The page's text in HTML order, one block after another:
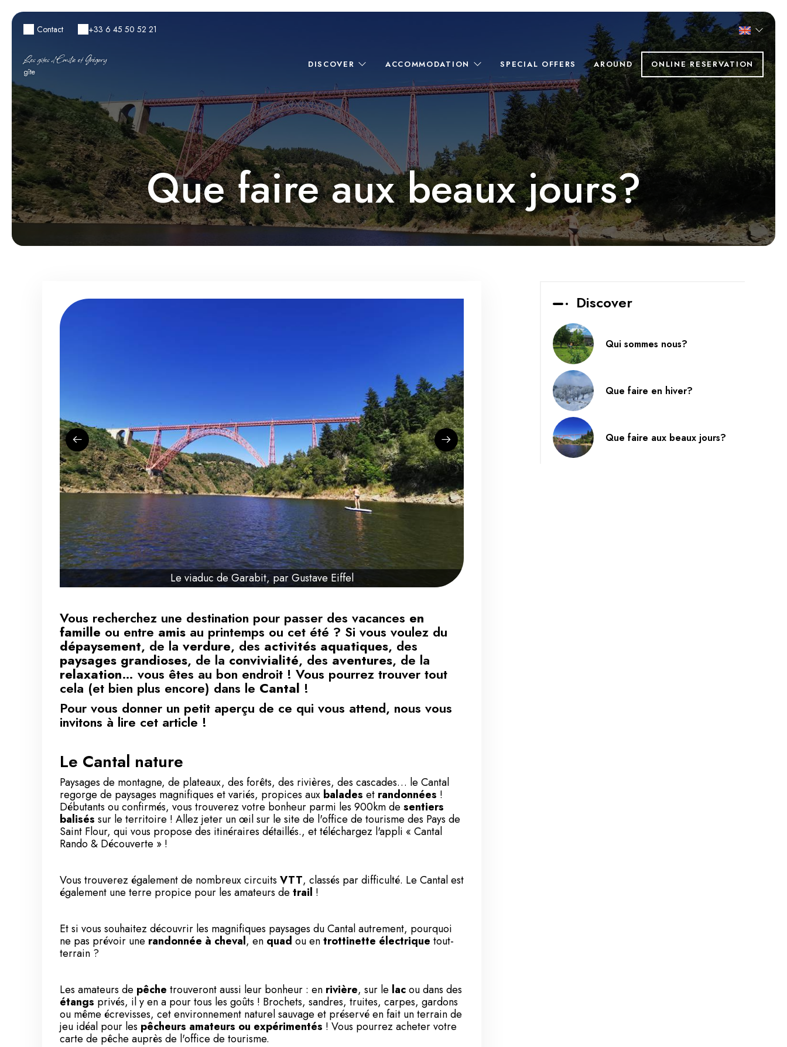
Contact +33 6 45 50 52 21
Les gîtes d'Emilie et Grégory
gîte
DISCOVER ACCOMMODATION SPECIAL OFFERS AROUND ONLINE RESERVATION
Que faire aux beaux jours?
Le viaduc de Garabit, par Gustave Eiffel
Vous recherchez une destination pour passer des vacances en
famille ou entre amis au printemps ou cet été ? Si vous voulez du
dépaysement, de la verdure, des activités aquatiques, des
paysages grandioses, de la convivialité, des aventures, de la
relaxation… vous êtes au bon endroit ! Vous pourrez trouver tout
cela (et bien plus encore) dans le Cantal !
Pour vous donner un petit aperçu de ce qui vous attend, nous vous
invitons à lire cet article !
Le Cantal nature
Paysages de montagne, de plateaux, des forêts, des rivières, des cascades… le Cantal
regorge de paysages magnifiques et variés, propices aux balades et randonnées !
Débutants ou confirmés, vous trouverez votre bonheur parmi les 900km de sentiers
balisés sur le territoire ! Allez jeter un œil sur le site de l'office de tourisme des Pays de
Saint Flour, qui vous propose des itinéraires détaillés., et téléchargez l'appli « Cantal
Rando & Découverte » !
Vous trouverez également de nombreux circuits VTT, classés par difficulté. Le Cantal est
également une terre propice pour les amateurs de trail !
Et si vous souhaitez découvrir les magnifiques paysages du Cantal autrement, pourquoi
ne pas prévoir une randonnée à cheval, en quad ou entrottinette électrique tout-
terrain ?
Les amateurs de pêche trouveront aussi leur bonheur : en rivière, sur le lacou dans des
étangs privés, il y en a pour tous les goûts ! Brochets, sandres, truites, carpes, gardons
ou même écrevisses, cet environnement naturel sauvage et préservé en fait un terrain de
jeu idéal pour les pêcheurs amateurs ou expérimentés ! Vous pourrez acheter votre
carte de pêche auprès de l'office de tourisme.
Discover
Qui sommes nous?
Que faire en hiver?
Que faire aux beaux jours?